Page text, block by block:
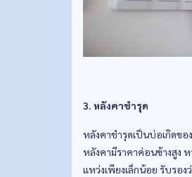
3. หลังคาชำรุด
หลังคาชำรุดเป็นบ่อเกิดขอ
หลังคามีราคาค่อนข้างสูง
แหว่งเพียงเล็กน้อย รับรอง